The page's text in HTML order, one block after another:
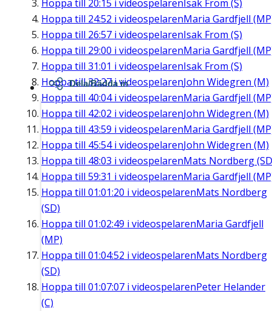
Hoppa till 20:15 i videospelarenIsak From (S)
Hoppa till 24:52 i videospelarenMaria Gardfjell
Hoppa till 26:57 i videospelarenIsak From (S)
Hoppa till 29:00 i videospelarenMaria Gardfjell
Hoppa till 31:01 i videospelarenIsak From (S)
Hoppa till32:27i videospelarenJohn Widegren (M)
Hoppa till 40:04i videospelarenMaria Gardfjell
Hoppa till 42:02 i videospelarenJohn Widegren (M)
Hoppa till 43:59 i videospelarenMaria Gardfjell
Hoppa till 45:54i videospelarenJohn Widegren (M)
Hoppa till 48:03 i videospelarenMats Nordberg
Hoppa till 59:31 i videospelarenMaria Gardfjell
Hoppa till 01:01:20 i videospelarenMats Nordberg
(SD)
Hoppa till 01:02:49 i videospelarenMaria Gardfjell
(MP)
Hoppa till 01:04:52 i videospelarenMats Nordberg
(SD)
Hoppa till 01:07:07 i videospelarenPeter Helander
(C)
Dela/Bädda in